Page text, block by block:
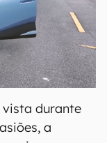
vista durante
a